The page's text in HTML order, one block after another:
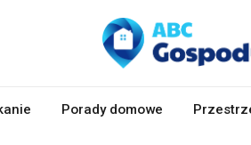
Porady domowe